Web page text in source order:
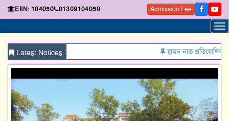
EIIN: 104050 01309104050 Admission Fee
Latest Notices : হামদ নাত প্রতিযোগিতা ঈদ